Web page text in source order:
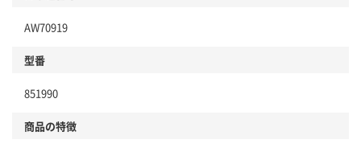
AW70919
型番
851990
商品の特徴